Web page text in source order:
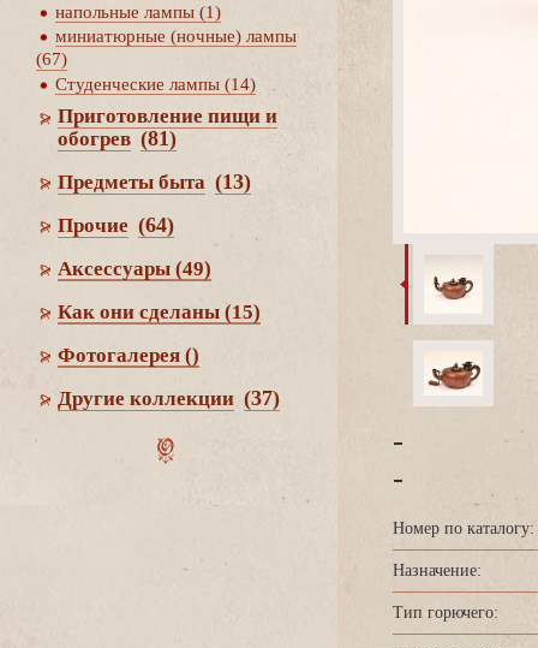
напольные лампы (1)
миниатюрные (ночные) лампы
(67)
Студенческие лампы (14)
Приготовление пищи и
обогре (81)
Предметы быта (13)
Прочие (64)
Аксессуары (49)
Как они сделаны (15)
Фотогалерея ()
Другие коллекции (37)
-
-
Номер по каталогу:
Назначение:
Тип горючего: